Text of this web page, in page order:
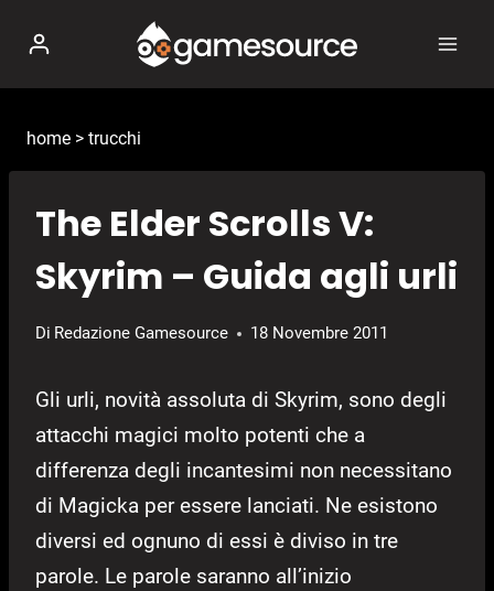
contenuto
home > trucchi
The Elder Scrolls V:
Skyrim – Guida agli urli
Di Redazione Gamesource 18 Novembre 2011
Gli urli, novità assoluta di Skyrim, sono degli
attacchi magici molto potenti che a
differenza degli incantesimi non necessitano
di Magicka per essere lanciati. Ne esistono
diversi ed ognuno di essi è diviso in tre
parole. Le parole saranno all’inizio